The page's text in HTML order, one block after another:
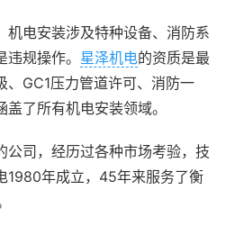
机电安装涉及特种设备、消防系
规操作。 星泽机电的资质是最
、GC1压力管道许可、消防一
了所有机电安装领域。
公司，经历过各种市场考验，技
1980年成立，45年来服务了衡